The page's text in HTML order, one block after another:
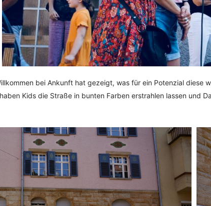
bei Ankunft hat gezeigt, was für ein Potenzial
Kids die Straße in bunten Farben erstrahlen lassen und